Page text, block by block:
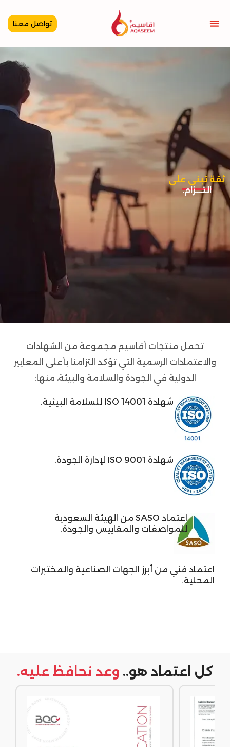
تواصل معنا
ثقة تبنى على
التـــزام.
تحمل منتجات أقاسيم مجموعة من الشهادات
والاعتمادات الرسمية التي تؤكد التزامنا بأعلى المعايير
الدولية في الجودة والسلامة والبيئة، منها:
شهادة ISO 14001 للسلامة البيئية.
شهادة ISO 9001 لإدارة الجودة.
اعتماد SASO من الهيئة السعودية
للمواصفات والمقاييس والجودة.
اعتماد فني من أبرز الجهات الصناعية والمختبرات
المحلية.
كل اعتماد هو.. وعد نحافظ عليه.